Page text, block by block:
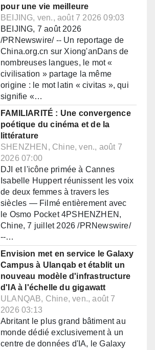
pour une vie meilleure
BEIJING, ven., août 7 2026 09:03
BEIJING, 7 août 2026
/PRNewswire/ -- Un reportage de
China.org.cn sur Xiong'anDans de
nombreuses langues, le mot «
civilisation » partage la même
origine : le mot latin « civitas », qui
signifie «…
FAMILIARITÉ : Une convergence
poétique du cinéma et de la
littérature
SHENZHEN, Chine, ven., août 7
2026 07:00
DJI et l'icône primée à Cannes
Isabelle Huppert réunissent les voix
de deux femmes à travers les
siècles — Filmé entièrement avec
le Osmo Pocket 4PSHENZHEN,
Chine, 7 juillet 2026 /PRNewswire/
--…
Envision met en service le Galaxy
Campus à Ulanqab et établit un
nouveau modèle d'infrastructure
d'IA à l'échelle du gigawatt
ULANQAB, Chine, ven., août 7
2026 03:13
Abritant le plus grand bâtiment au
monde dédié exclusivement à un
centre de données d'IA, le Galaxy